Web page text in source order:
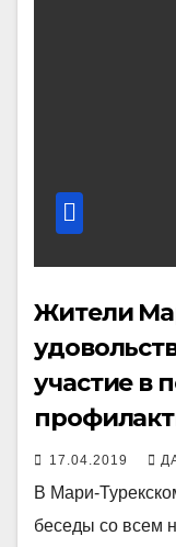
Жители
участие в
17.04.2019
В Мари-
беседы со всем